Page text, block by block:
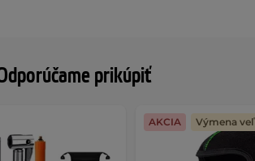
prikúpiť
AKCIA Výmena